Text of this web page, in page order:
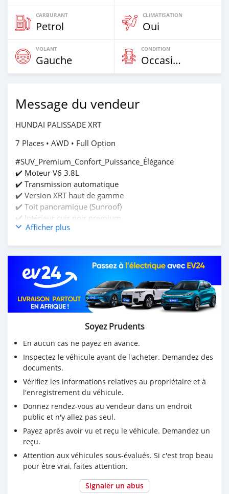
CARBURANT
Petrol
CLIMATISATION
Oui
VOLANT
Gauche
CONDITION
Occasion
Message du vendeur
HUNDAI PALISSADE XRT
7 Places • AWD • Full Option
#SUV_Premium_Confort_Puissance_Élégance
✔️ Moteur V6 3.8L
✔️ Transmission automatique
✔️ Version XRT haut de gamme
✔️ Toit panoramique (Sunroof)
✔️ Intérieur cuir noir premium
✔️ Sièges électriques & climatisés
✔️ Régulateur de vitesse (Cruise Control)
✔️ AWD – Excellente stabilité route & long trajet
📌 Spécifications américaines
📌 57,000 km seulement
📌 État impeccable intérieur & extérieur
votre pays
#Importation_Dubaï → Afrique
✅ Assistance export
✅ Accompagnement transport & douane
✅ Livraison rapide
✅ Possibilité de commande personnalisée
📲 WhatsApp Guinée : +224 612 90 90 00
📲 WhatsApp Dubaï : +971 529 277 910
📞 Appel uniquement : +971 54 317 6707
📩 Email : contact.nhbdistributeurauto@gmail.com
Afficher plus
Soyez Prudents
En aucun cas ne payez en avance.
Inspectez le véhicule avant de l'acheter. Demandez des
documents.
Vérifiez les informations relatives au propriétaire et à
l'enregistrement du véhicule.
Donnez rendez-vous au vendeur dans un endroit
public et n'y allez pas seul.
Payez après avoir vu et reçu le véhicule. Demandez un
reçu.
Attention aux véhicules sous-évalués. Si c'est trop beau
pour être vrai, faites attention.
Signaler un abus